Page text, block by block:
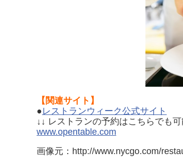
【関連サイト】
●レストランウィーク公式サイト
↓↓ レストランの予約はこちらでも可
www.opentable.com
画像元：http://www.nycgo.com/